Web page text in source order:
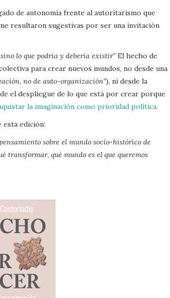
de autonomía frente al autoritarismo que
resultaron sugestivas por ser una invitación
lo que podría y debería existir” El hecho de
para crear nuevos mundos, no desde una
no de auto-organización”), ni desde la
el despliegue de lo que está por crear porque
la imaginación como prioridad política.
esta edición:
sobre el mundo socio-histórico de
transformar, qué mundo es el que queremos